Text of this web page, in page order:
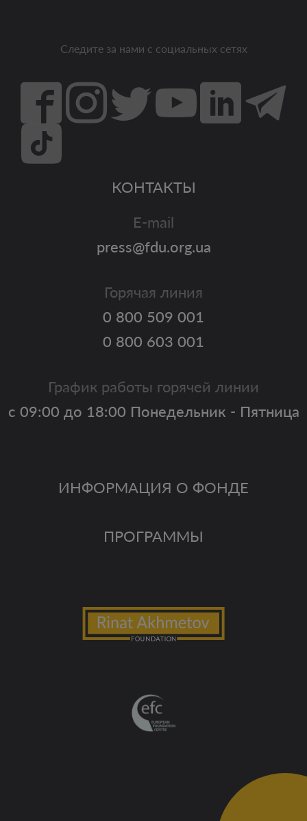
Следите за нами с социальных сетях
ИНФОРМАЦИЯ О ФОНДЕ
ПРОГРАММЫ
КОНТАКТЫ
E-mail
press@fdu.org.ua
Горячая линия
0 800 509 001
0 800 603 001
График работы горячей линии
с 09:00 до 18:00 Понедельник - Пятница